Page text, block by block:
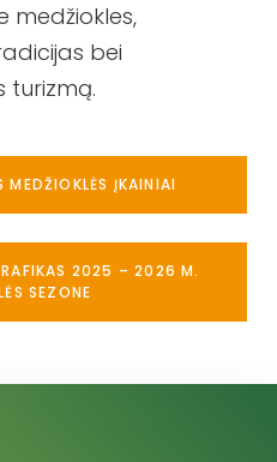
medžiokles,
bei
turizmą.
MEDŽIOKLĖS ĮKAINIAI
2025 – 2026 M.
SEZONE